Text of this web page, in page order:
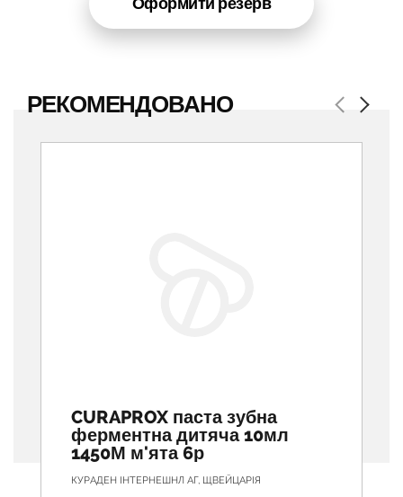
РЕКОМЕНДОВАНО Previous
CURAPROX паста зубна
ферментна дитяча 10мл
1450М м'ята 6р
КУРАДЕН ІНТЕРНЕШНЛ АГ, ЩВЕЙЦАРІЯ
Next